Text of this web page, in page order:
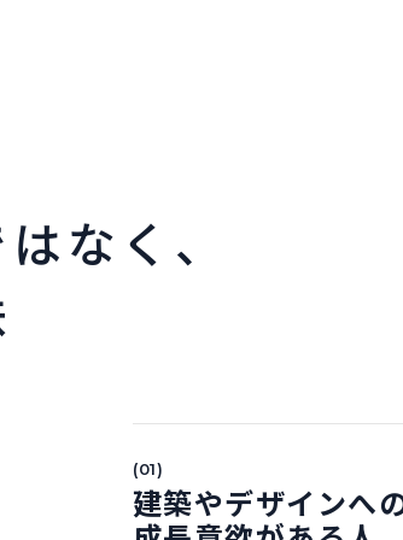
なく、
(01)
建築やデザインへ